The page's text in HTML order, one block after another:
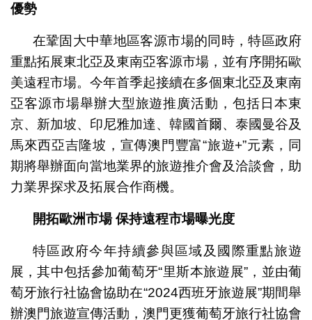
優勢
在鞏固大中華地區客源市場的同時，特區政府
重點拓展東北亞及東南亞客源市場，並有序開拓歐
美遠程市場。今年首季起接續在多個東北亞及東南
亞客源市場舉辦大型旅遊推廣活動，包括日本東
京、新加坡、印尼雅加達、韓國首爾、泰國曼谷及
馬來西亞吉隆坡，宣傳澳門豐富“旅遊+”元素，同
期將舉辦面向當地業界的旅遊推介會及洽談會，助
力業界探求及拓展合作商機。
開拓歐洲市場 保持遠程市場曝光度
特區政府今年持續參與區域及國際重點旅遊
展，其中包括參加葡萄牙“里斯本旅遊展”，並由葡
萄牙旅行社協會協助在“2024西班牙旅遊展”期間舉
辦澳門旅遊宣傳活動，澳門更獲葡萄牙旅行社協會